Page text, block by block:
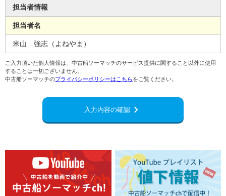
担当者情報
担当者名
米山 強志（よねやま）
ご入力頂いた個人情報は、中古船ソーマッチのサービス提供に関すること以外に使用
することは一切ございません。
中古船ソーマッチのプライバシーポリシーはこちらをご覧ください。
入力内容の確認chevron_right